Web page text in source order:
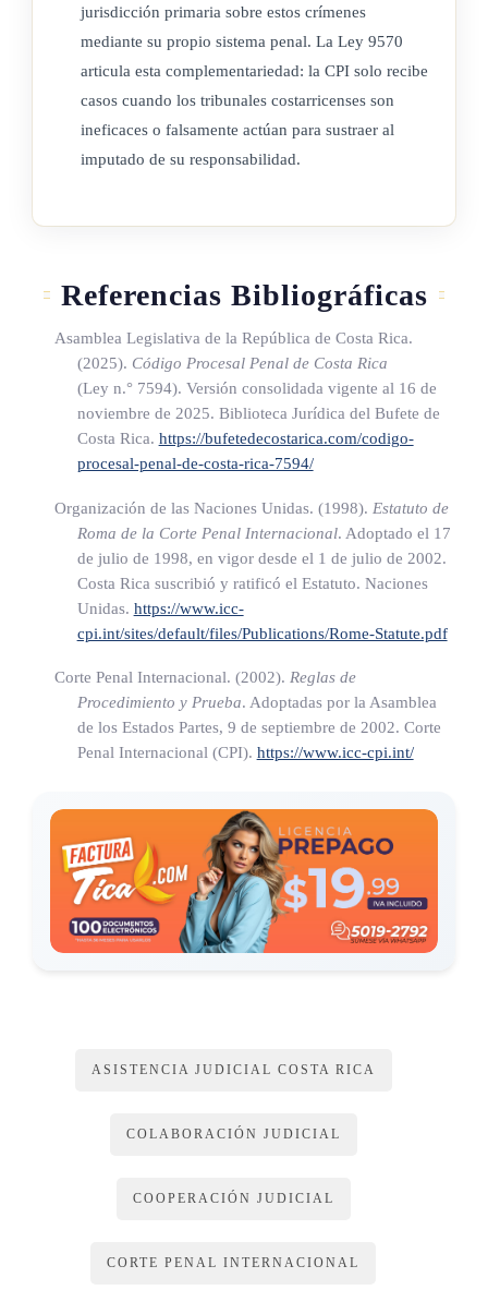
ARTÍCULO 11
Conocimiento judicial
Recibida la solicitud de la Corte Penal Internacional, la Sala
y los alcances de esta.
La autoridad judicial competente deberá emitir su resolución
en el mismo acto, si esta fuera necesaria.
Estas comunicaciones se notificarán al Ministerio de
Relaciones Exteriores y Culto.
ARTÍCULO 12
Órganos judiciales
cumplimiento a las solicitudes de cooperación formuladas por
la Corte Penal Internacional previstas en el artículo 93 del
Estatuto de Roma, como también todo otro tipo de
requiera con el fin de facilitar su labor.
ARTÍCULO 13
Comunicaciones con la Corte Penal Internacional
ejecución de las solicitudes de cooperación, estarán exentas
original o copia certificada junto con todos los documentos
jurisdicción primaria sobre estos crímenes
mediante su propio sistema penal. La Ley 9570
articula esta complementariedad: la CPI solo recibe
casos cuando los tribunales costarricenses son
ineficaces o falsamente actúan para sustraer al
imputado de su responsabilidad.
Referencias Bibliográficas
Asamblea Legislativa de la República de Costa Rica.
(2025). Código Procesal Penal de Costa Rica
(Ley n.° 7594). Versión consolidada vigente al 16 de
noviembre de 2025. Biblioteca Jurídica del Bufete de
Costa Rica. https://bufetedecostarica.com/codigo-
procesal-penal-de-costa-rica-7594/
Organización de las Naciones Unidas. (1998). Estatuto de
Roma de la Corte Penal Internacional. Adoptado el 17
de julio de 1998, en vigor desde el 1 de julio de 2002.
Costa Rica suscribió y ratificó el Estatuto. Naciones
Unidas. https://www.icc-
cpi.int/sites/default/files/Publications/Rome-Statute.pdf
Corte Penal Internacional. (2002). Reglas de
Procedimiento y Prueba. Adoptadas por la Asamblea
de los Estados Partes, 9 de septiembre de 2002. Corte
Penal Internacional (CPI). https://www.icc-cpi.int/
ASISTENCIA JUDICIAL COSTA RICA
COLABORACIÓN JUDICIAL
COOPERACIÓN JUDICIAL
CORTE PENAL INTERNACIONAL